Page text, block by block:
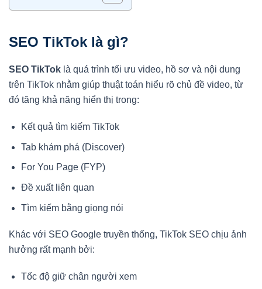
SEO TikTok là gì?
SEO TikTok là quá trình tối ưu video, hồ sơ và nội dung
trên TikTok nhằm giúp thuật toán hiểu rõ chủ đề video, từ
đó tăng khả năng hiển thị trong:
Kết quả tìm kiếm TikTok
Tab khám phá (Discover)
For You Page (FYP)
Đề xuất liên quan
Tìm kiếm bằng giọng nói
Khác với SEO Google truyền thống, TikTok SEO chịu ảnh
hưởng rất mạnh bởi:
Tốc độ giữ chân người xem